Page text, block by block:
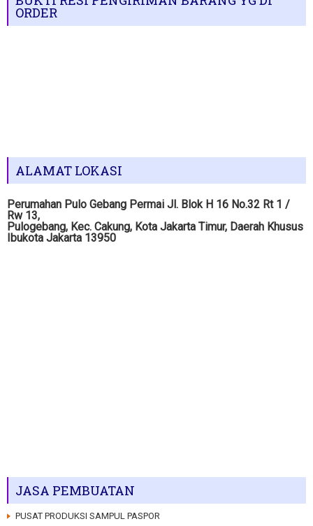
ORDER
ALAMAT LOKASI
Perumahan Pulo Gebang Permai Jl. Blok H 16 No.32 Rt 1 /
Rw 13,
Pulogebang, Kec. Cakung, Kota Jakarta Timur, Daerah Khusus
Ibukota Jakarta 13950
JASA PEMBUATAN
PUSAT PRODUKSI SAMPUL PASPOR